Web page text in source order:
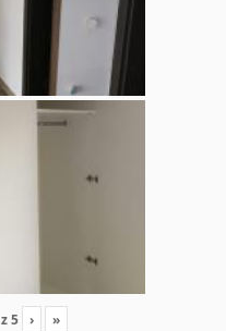
z5 › »